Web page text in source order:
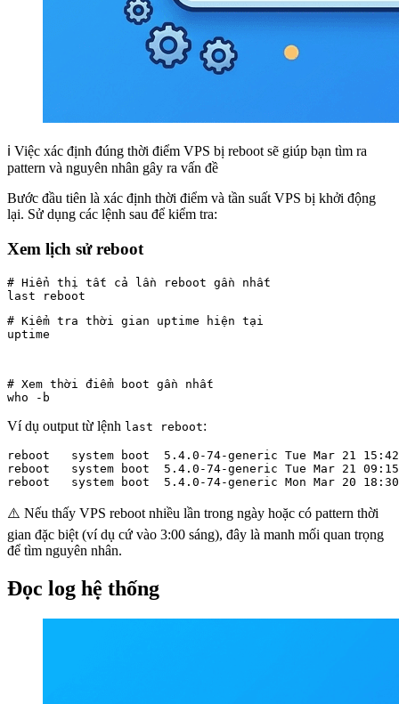
ℹ️ Việc xác định đúng thời điểm VPS bị reboot sẽ giúp bạn tìm ra
pattern và nguyên nhân gây ra vấn đề
Bước đầu tiên là xác định thời điểm và tần suất VPS bị khởi động
lại. Sử dụng các lệnh sau để kiểm tra:
Xem lịch sử reboot
# Hiển thị tất cả lần reboot gần nhất
# Kiểm tra thời gian uptime hiện tại
uptime
# Xem thời điểm boot gần nhất
who -b
Ví dụ output từ lệnh last reboot:
reboot   system boot  5.4.0-74-generic Tue Mar 21
reboot   system boot  5.4.0-74-generic Tue Mar 21
reboot   system boot  5.4.0-74-generic Mon Mar 20
⚠️ Nếu thấy VPS reboot nhiều lần trong ngày hoặc có pattern thời
gian đặc biệt (ví dụ cứ vào 3:00 sáng), đây là manh mối quan trọng
để tìm nguyên nhân.
Đọc log hệ thống